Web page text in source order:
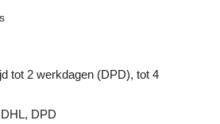
tot 2 werkdagen (DPD), tot 4
DHL, DPD